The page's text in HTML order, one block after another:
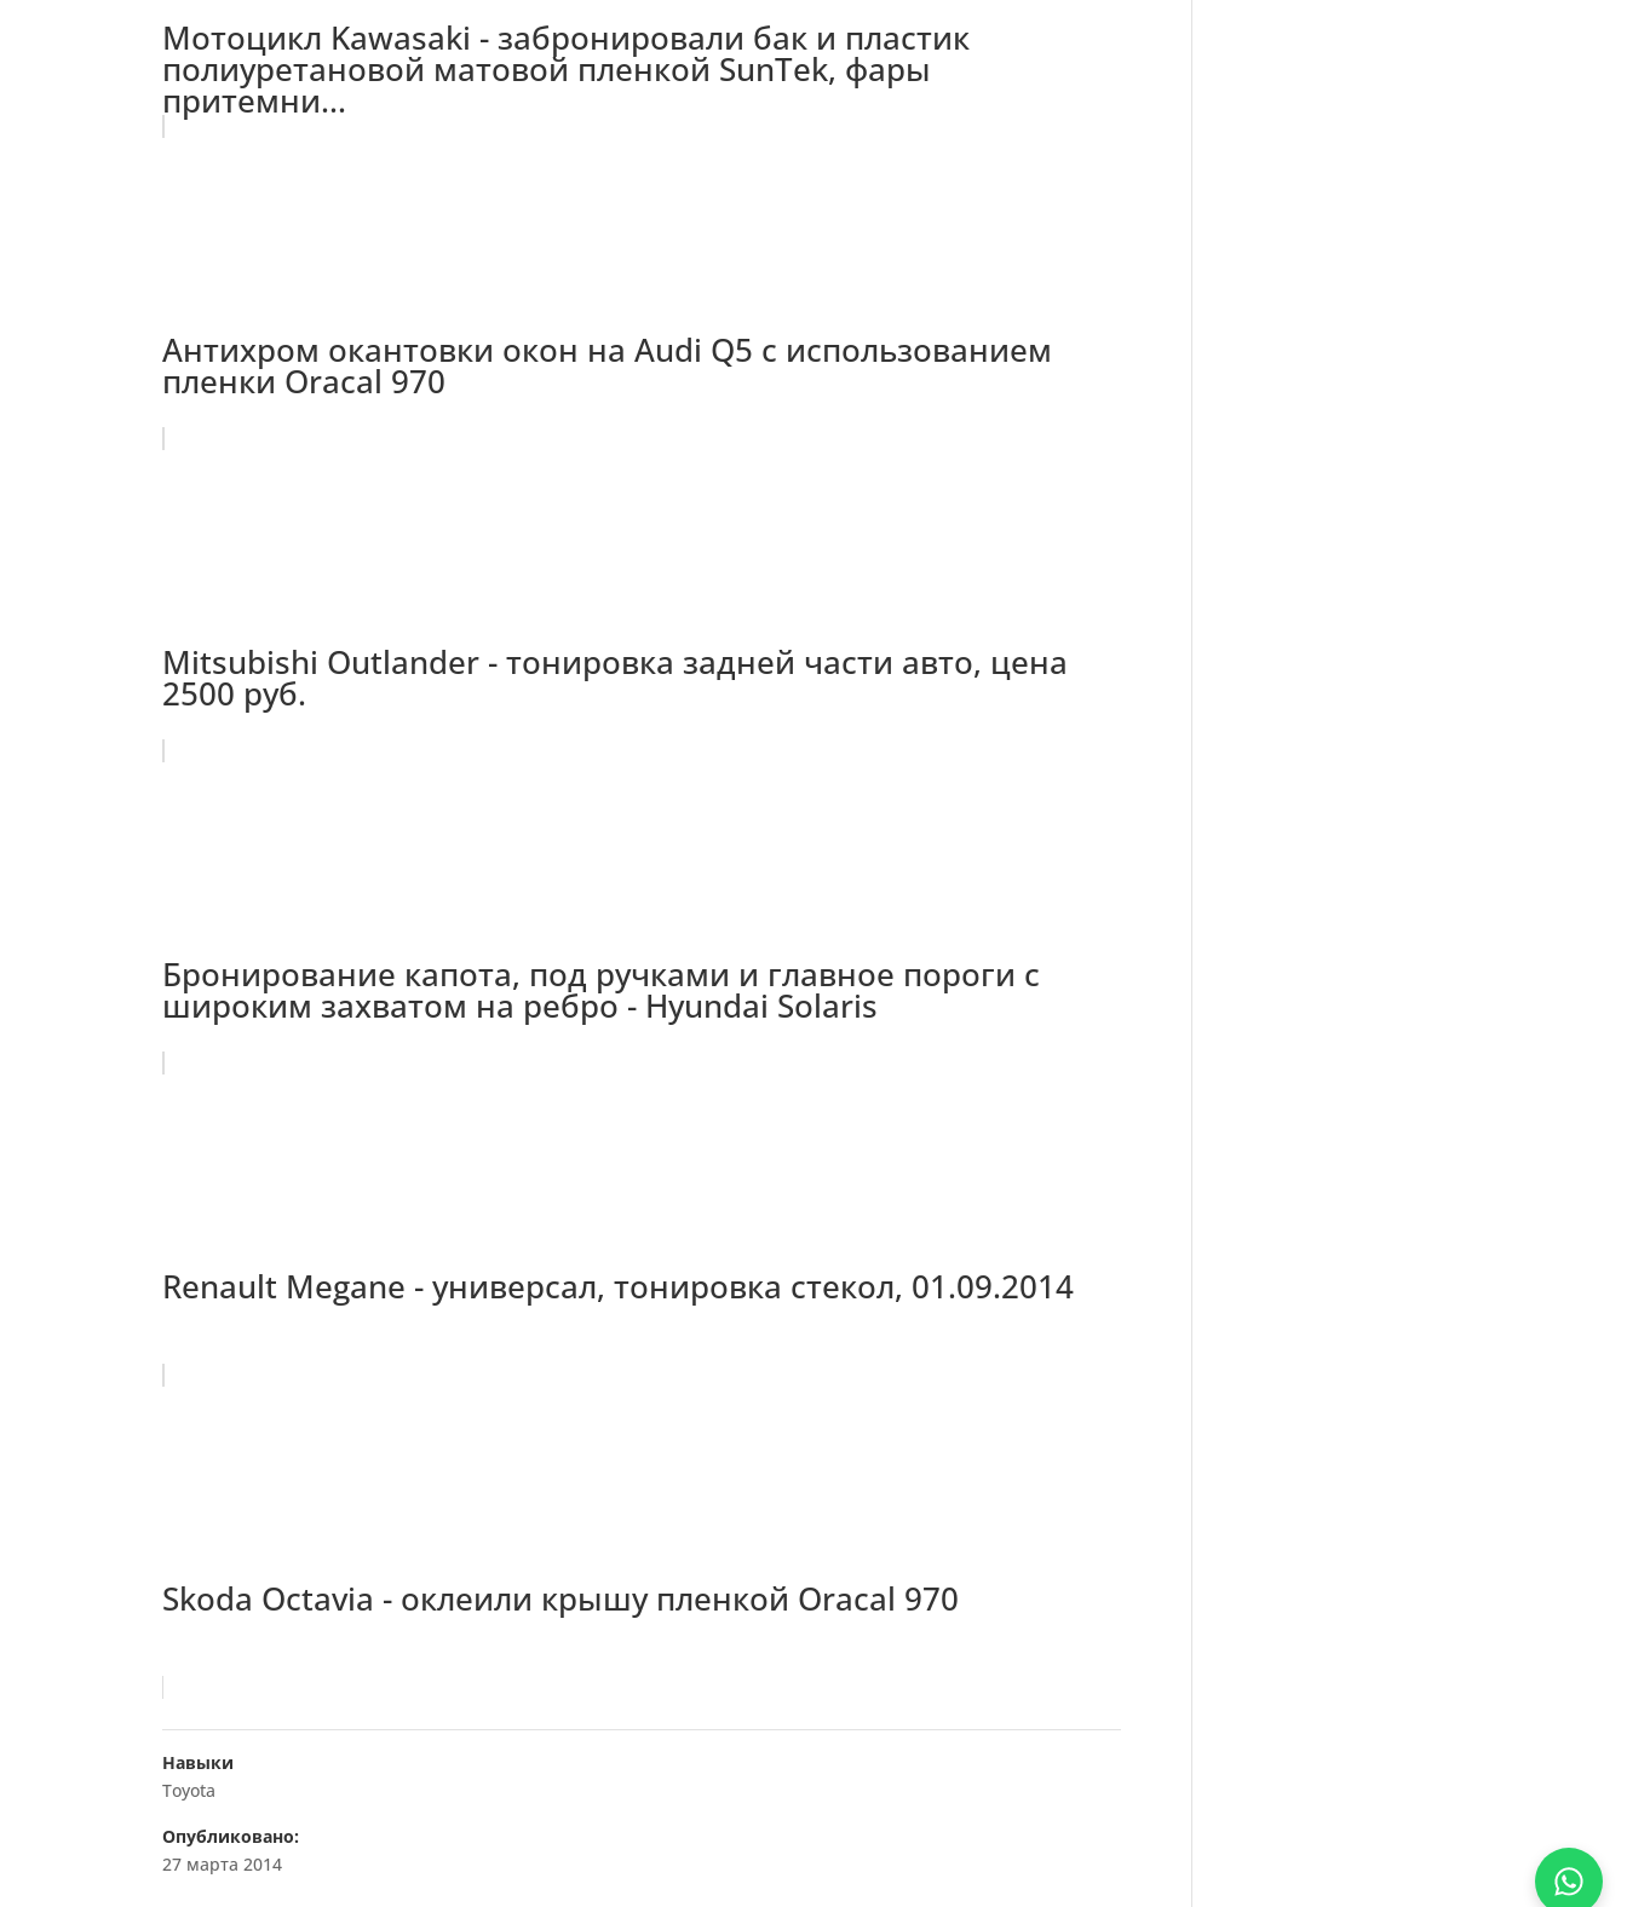
Мотоцикл Kawasaki - забронировали бак и пластик
полиуретановой матовой пленкой SunTek, фары
притемни...
Антихром окантовки окон на Audi Q5 с использованием
пленки Oracal 970
Mitsubishi Outlander - тонировка задней части авто, цена
2500 руб.
Бронирование капота, под ручками и главное пороги с
широким захватом на ребро - Hyundai Solaris
Renault Megane - универсал, тонировка стекол, 01.09.2014
Skoda Octavia - оклеили крышу пленкой Oracal 970
Навыки
Toyota
Опубликовано:
27 марта 2014